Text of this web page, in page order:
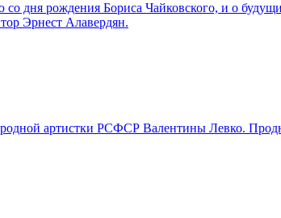
дня рождения Бориса Чайковского, и о
Эрнест Алавердян.
артистки РСФСР Валентины Левко.